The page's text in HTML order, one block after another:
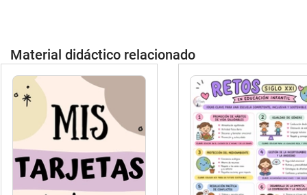
Material didáctico relacionado